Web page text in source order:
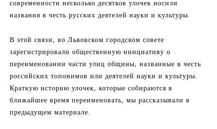
современности несколько десятков улочек носили
названия в честь русских деятелей науки и культуры.
В этой связи, во Львовском городском совете
зарегистрировали общественную инициативу о
переименовании части улиц общины, названные в честь
российских топонимов или деятелей науки и культуры.
Краткую историю улочек, которые собираются в
ближайшее время переименовать, мы рассказывали в
предыдущем материале.